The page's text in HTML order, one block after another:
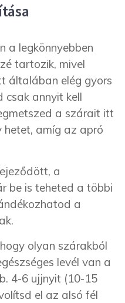
a legkönnyebben
tartozik, mivel
általában elég gyors
csak annyit kell
a szárait itt
hetet, amíg az apró
a
be is teheted a többi
a
olyan szárakból
levél van a
4-6 ujjnyit (10-15
el az alsó fél